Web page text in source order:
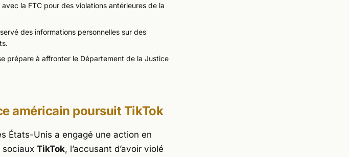
la FTC pour des violations antérieures de la
des informations personnelles sur des
prépare à affronter le Département de la Justice
américain poursuit TikTok
États-Unis a engagé une action en
sociaux TikTok, l’accusant d’avoir violé